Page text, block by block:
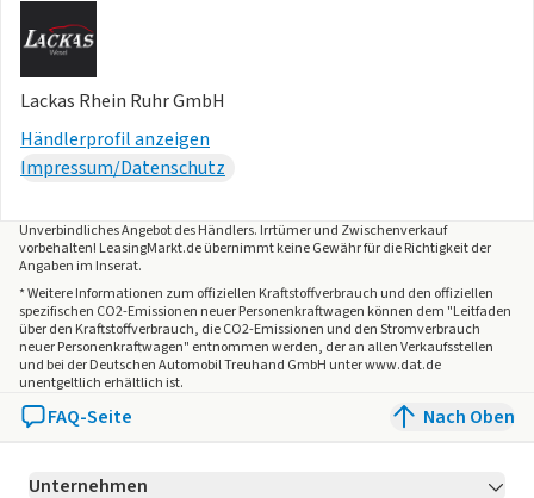
Lackas Rhein Ruhr GmbH
Händlerprofil anzeigen
Impressum/Datenschutz
Unverbindliches Angebot desHändlers. Irrtümer und Zwischenverkauf
vorbehalten! LeasingMarkt.de übernimmt keine Gewähr für die Richtigkeit der
Angaben im Inserat.
* Weitere Informationen zum offiziellen Kraftstoffverbrauch und den offiziellen
spezifischen CO2-Emissionen neuer Personenkraftwagen können dem "Leitfaden
über den Kraftstoffverbrauch, die CO2-Emissionen und den Stromverbrauch
neuer Personenkraftwagen" entnommen werden, der an allen Verkaufsstellen
und bei der Deutschen Automobil Treuhand GmbH unter www.dat.de
unentgeltlich erhältlich ist.
FAQ-Seite Nach Oben
Unternehmen